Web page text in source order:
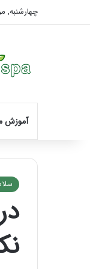
چهارشنبه, مرداد
آموزش